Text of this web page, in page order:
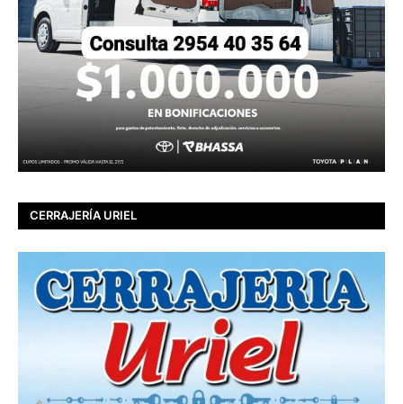
CERRAJERÍA URIEL